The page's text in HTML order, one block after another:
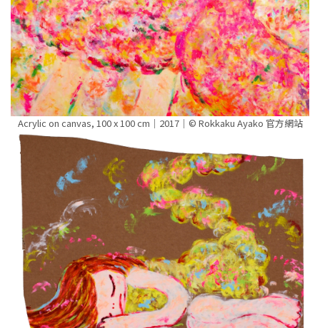
Acrylic on canvas, 100 x 100 cm｜2017｜© Rokkaku Ayako 官方網站